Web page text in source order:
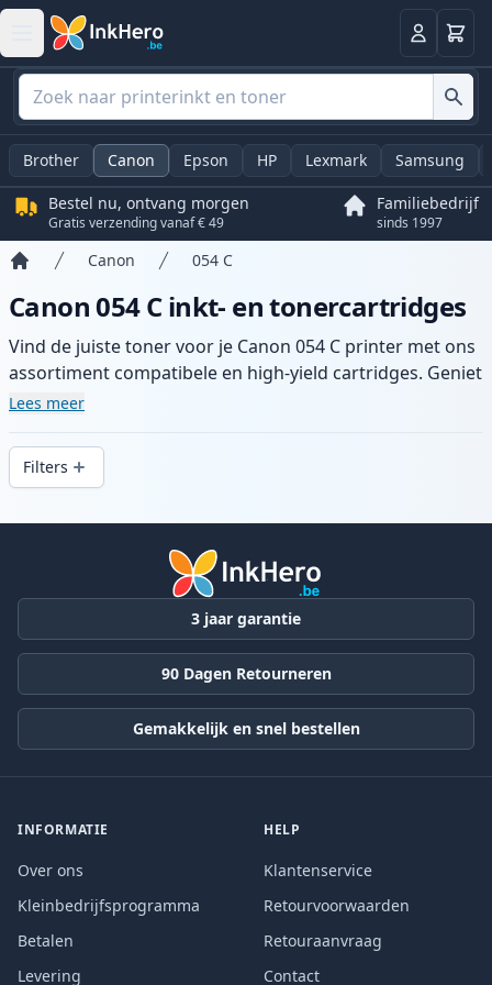
Log in
Brother Canon Epson HP Lexmark Samsung
Bestel nu, ontvang morgen
Gratis verzending vanaf € 49
Familiebedrijf
sinds 1997
Canon 054 C
Canon 054 C inkt- en tonercartridges
Vind de juiste toner voor je Canon 054 C printer met ons
assortiment compatibele en high-yield cartridges. Geniet
van consistente printkwaliteit en snelle levering vanuit
Lees meer
Filters
Producten
3 jaar garantie
90 Dagen Retourneren
Gemakkelijk en snel bestellen
INFORMATIE
Over ons
Kleinbedrijfsprogramma
Betalen
Levering
HELP
Klantenservice
Retourvoorwaarden
Retouraanvraag
Contact